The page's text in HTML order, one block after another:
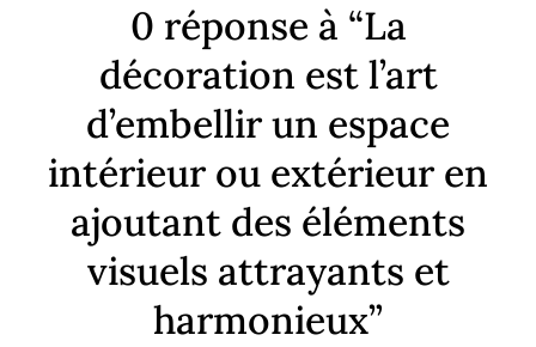
0 réponse à “La
décoration est l’art
d’embellir un espace
intérieur ou extérieur en
ajoutant des éléments
visuels attrayants et
harmonieux”